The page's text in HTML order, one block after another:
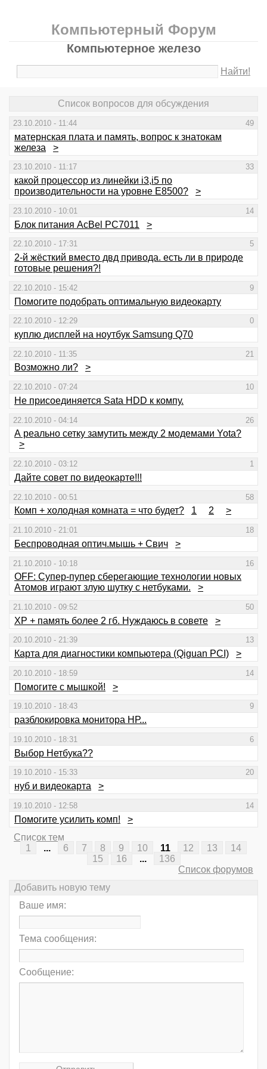
Компьютерный Форум
Компьютерное железо
Найти!
Список вопросов для обсуждения
23.10.2010 - 11:44 49
матернская плата и память, вопрос к знатокам
железа
>
23.10.2010 - 11:17 33
какой процессор из линейки i3,i5 по
производительности на уровне Е8500?
>
23.10.2010 - 10:01 14
Блок питания AcBel PC7011 >
22.10.2010 - 17:31 5
2-й жёсткий вместо двд привода. есть ли в природе
готовые решения?!
22.10.2010 - 15:42 9
Помогите подобрать оптимальную видеокарту
22.10.2010 - 12:29 0
куплю дисплей на ноутбук Samsung Q70
22.10.2010 - 11:35 21
Возможно ли? >
22.10.2010 - 07:24 10
Не присоединяется Sata HDD к компу.
22.10.2010 - 04:14 26
А реально сетку замутить между 2 модемами Yota?
>
22.10.2010 - 03:12 1
Дайте совет по видеокарте!!!
22.10.2010 - 00:51 58
Комп + холодная комната = что будет? 1 2 >
21.10.2010 - 21:01 18
Беспроводная оптич.мышь + Свич >
21.10.2010 - 10:18 16
OFF: Супер-пупер сберегающие технологии новых
Атомов играют злую шутку с нетбуками.
>
21.10.2010 - 09:52 50
XP + память более 2 гб. Нуждаюсь в совете >
20.10.2010 - 21:39 13
Карта для диагностики компьютера (Qiguan PCI) >
20.10.2010 - 18:59 14
Помогите с мышкой! >
19.10.2010 - 18:43 9
разблокировка монитора НР...
19.10.2010 - 18:31 6
Выбор Нетбука??
19.10.2010 - 15:33 20
нуб и видеокарта >
19.10.2010 - 12:58 14
Помогите усилить комп!
>
Список тем
1
... 6 7 8 9 10 11 12 13
14
15
16 ...
136
Список форумов
Добавить новую тему
Ваше имя:
Тема сообщения:
Сообщение: